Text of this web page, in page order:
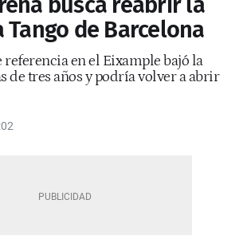
Tango de Barcelona
en el Eixample bajó la
de tres años y podría volver a abrir